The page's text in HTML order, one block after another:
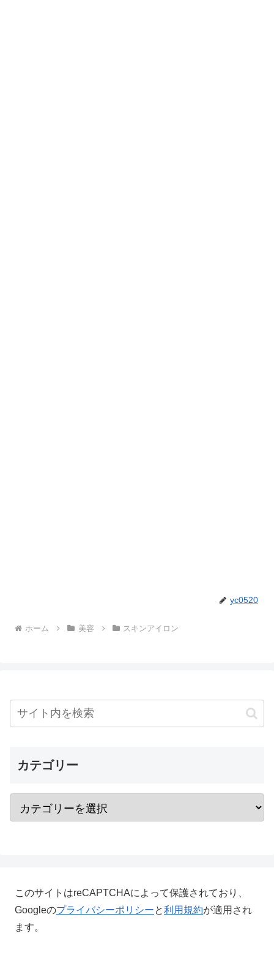
yc0520
ホーム 美容 スキンアイロン
カテゴリー
このサイトはreCAPTCHAによって保護されており、
Googleのプライバシーポリシーと利用規約が適用され
ます。